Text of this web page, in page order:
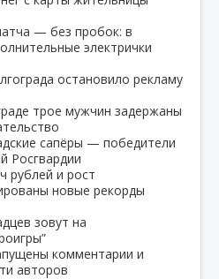
— без пробок: в
электрички
остановило рекламу
трое мужчин задержаны
сапёры — победители
Росгвардии
рублей и рост
новые рекорды
зовут на
комментарии и
авторов